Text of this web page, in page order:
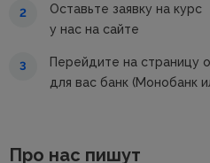
2
Оставьте заявку на курс
у нас на сайте
3
Перейдите на страницу
для вас банк (Монобанк
Про нас пишут